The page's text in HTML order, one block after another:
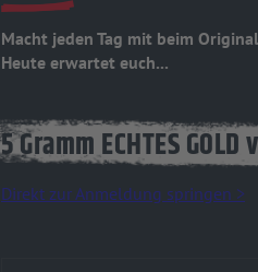
Macht jeden Tag mit beim
Heute erwartet euch...
5 Gramm ECHTES
Direkt zur Anmeldung springen >